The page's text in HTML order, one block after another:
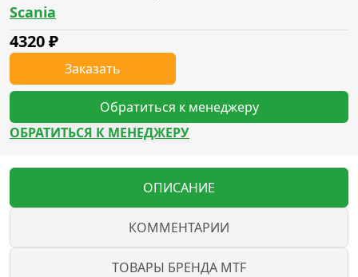
Scania
4320₽
Заказать
Обратиться к менеджеру
ОБРАТИТЬСЯ К МЕНЕДЖЕРУ
ОПИСАНИЕ
КОММЕНТАРИИ
ТОВАРЫ БРЕНДА MTF